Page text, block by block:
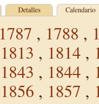
Detalles Calendario
1787 , 1788 ,
1813 , 1814 ,
1843 , 1844 ,
1856 , 1857 ,